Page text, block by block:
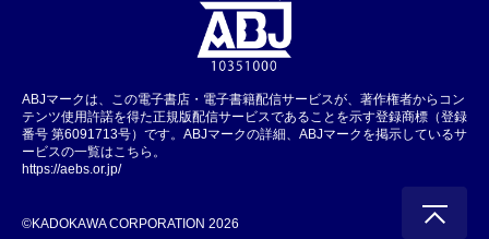
ABJマークは、この電子書店・電子書籍配信サービスが、著作権者からコン
テンツ使用許諾を得た正規版配信サービスであることを示す登録商標（登録
番号 第6091713号）です。ABJマークの詳細、ABJマークを掲示しているサ
ービスの一覧はこちら。
https://aebs.or.jp/
©KADOKAWA CORPORATION 2026